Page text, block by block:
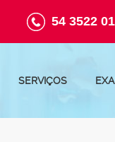
54 3522
SERVIÇOS